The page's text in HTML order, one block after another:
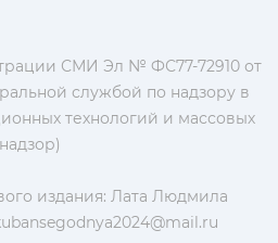
СМИ Эл № ФС77-72910 от
службой по надзору в
технологий и массовых
издания: Лата Людмила